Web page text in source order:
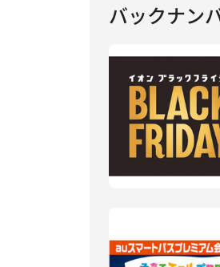
バックナン